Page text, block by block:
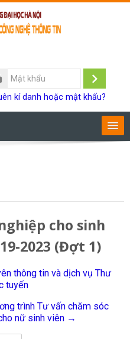
Đăng
kí danh hoặc mật khẩu?
cho sinh
2023 (Đợt 1)
thông tin và dịch vụ Thư
tuyến
trình Tư vấn chăm sóc
nữ sinh viên →